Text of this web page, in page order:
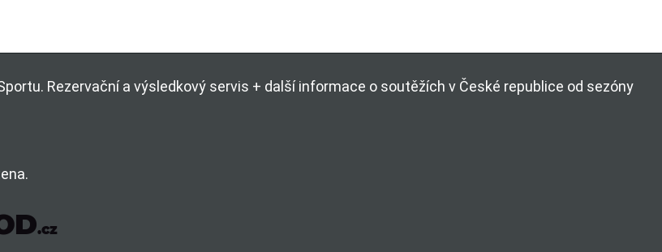
Rezervační a výsledkový servis + další informace o soutěžích v České republice od sezóny